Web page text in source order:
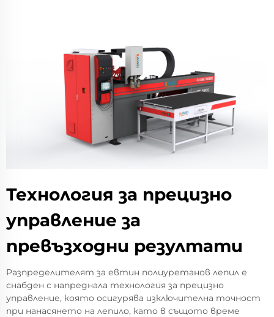
Технология за прецизно
управление за
превъзходни резултати
Разпределителят за евтин полиуретанов лепил е
снабден с напреднала технология за прецизно
управление, която осигурява изключителна точност
при нанасянето на лепило, като в същото време